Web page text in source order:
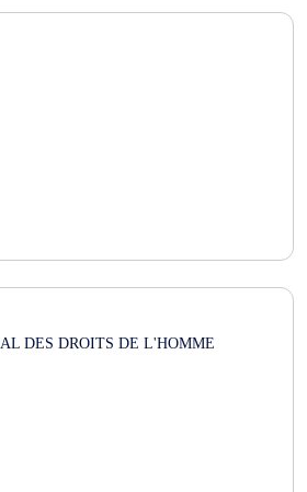
DES DROITS DE L'HOMME